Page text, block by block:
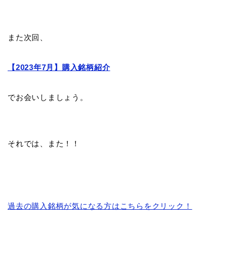
また次回、
【2023年7月】購入銘柄紹介
でお会いしましょう。
それでは、また！！
過去の購入銘柄が気になる方はこちらをクリック！